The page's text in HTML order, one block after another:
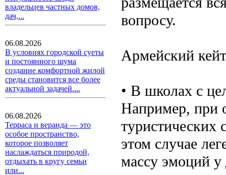
владельцев частных домов,
дач,...
06.08.2026
В условиях городской суеты
и постоянного шума
создание комфортной жилой
среды становится все более
актуальной задачей....
06.08.2026
Терраса и веранда — это
особое пространство,
которое позволяет
наслаждаться природой,
отдыхать в кругу семьи
или...
вопросу.
Армейский
• В школах с
Например, при
туристических
этом случае
массу эмоций у